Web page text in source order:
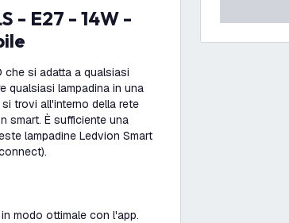
che si adatta a qualsiasi
qualsiasi lampadina in una
trovi all'interno della rete
smart. È sufficiente una
lampadine Ledvion Smart
modo ottimale con l'app.